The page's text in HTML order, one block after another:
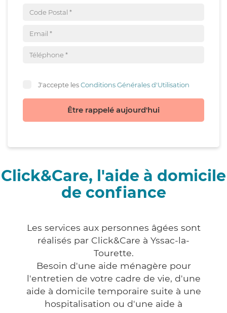
J'accepte lesConditions Générales d'Utilisation
Être rappelé aujourd'hui
Click&Care, l'aide à domicile
de confiance
Les services aux personnes âgées sont
réalisés par Click&Care à Yssac-la-
Tourette.
Besoin d'une aide ménagère pour
l'entretien de votre cadre de vie, d'une
aide à domicile temporaire suite à une
hospitalisation ou d'une aide à